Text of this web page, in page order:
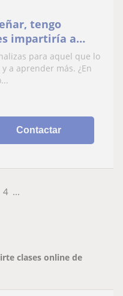
tengo
impartiría a
hasta
para aquel que lo
a aprender más. ¿En
Contactar
4 ...
clases online de